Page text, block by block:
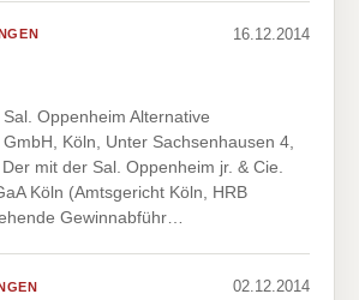
16.12.2014
Oppenheim Alternative
Köln, Unter Sachsenhausen 4,
mit der Sal. Oppenheim jr. & Cie.
Köln (Amtsgericht Köln, HRB
Gewinnabführ…
02.12.2014